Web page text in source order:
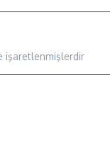
işaretlenmişlerdir